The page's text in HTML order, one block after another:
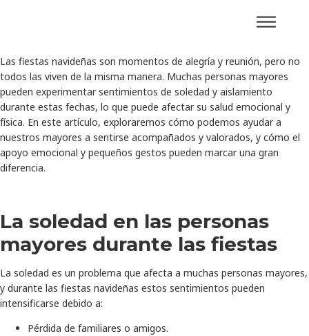
Las fiestas navideñas son momentos de alegría y reunión, pero no
todos las viven de la misma manera. Muchas personas mayores
pueden experimentar sentimientos de soledad y aislamiento
durante estas fechas, lo que puede afectar su salud emocional y
física. En este artículo, exploraremos cómo podemos ayudar a
nuestros mayores a sentirse acompañados y valorados, y cómo el
apoyo emocional y pequeños gestos pueden marcar una gran
diferencia.
La soledad en las personas
mayores durante las fiestas
La soledad es un problema que afecta a muchas personas mayores,
y durante las fiestas navideñas estos sentimientos pueden
intensificarse debido a:
Pérdida de familiares o amigos.